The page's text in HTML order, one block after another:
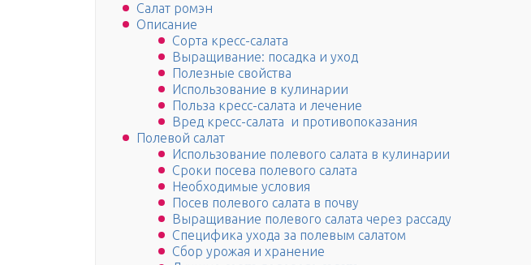
Салат ромэн
Описание
Сорта кресс-салата
Выращивание: посадка и уход
Полезные свойства
Использование в кулинарии
Польза кресс-салата и лечение
Вред кресс-салата и противопоказания
Полевой салат
Использование полевого салата в кулинарии
Сроки посева полевого салата
Необходимые условия
Посев полевого салата в почву
Выращивание полевого салата через рассаду
Специфика ухода за полевым салатом
Сбор урожая и хранение